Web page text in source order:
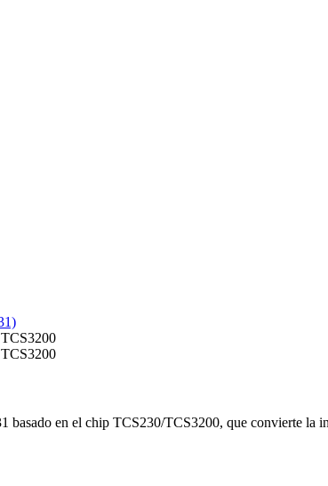
basado en el chip TCS230/TCS3200, que convierte